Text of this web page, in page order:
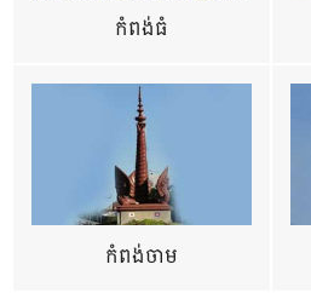
កំពង់ធំ
កំពង់ចាម